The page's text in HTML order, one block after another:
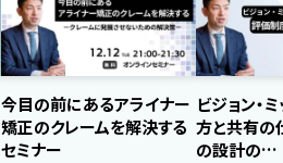
今目の前にあるアライナー
矯正のクレームを解決する
セミナー
ビジョン・
方と共有の
の設計の…